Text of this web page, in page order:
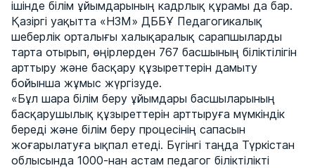
ішінде білім ұйымдарының кадрлық құрамы да бар.
Қазіргі уақытта «НЗМ» ДББҰ Педагогикалық
шеберлік орталығы халықаралық сарапшыларды
тарта отырып, өңірлерден 767 басшының біліктілігін
арттыру және басқару құзыреттерін дамыту
бойынша жұмыс жүргізуде.
«Бұл шара білім беру ұйымдары басшыларының
басқарушылық құзыреттерін арттыруға мүмкіндік
береді және білім беру процесінің сапасын
жоғарылатуға ықпал етеді. Бүгінгі таңда Түркістан
облысында 1000-нан астам педагог біліктілікті